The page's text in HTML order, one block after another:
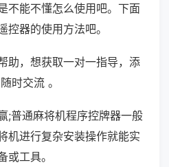
不能不懂怎么使用吧。下面
控器的使用方法吧。
助，想获取一对一指导，添
时交流 。
;普通麻将机程序控牌器一般
机进行复杂安装操作就能实
或工具。